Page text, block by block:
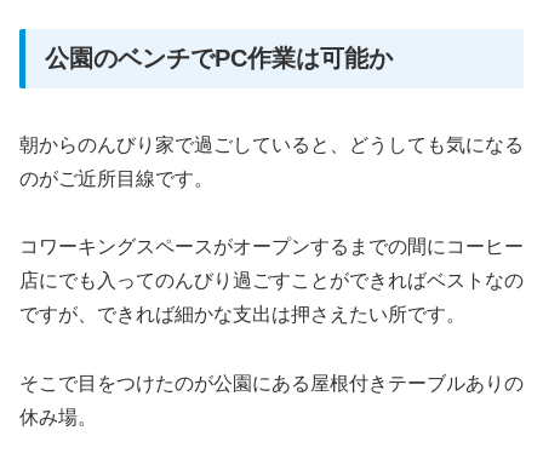
公園のベンチでPC作業は可能か
朝からのんびり家で過ごしていると、どうしても気になる
のがご近所目線です。
コワーキングスペースがオープンするまでの間にコーヒー
店にでも入ってのんびり過ごすことができればベストなの
ですが、できれば細かな支出は押さえたい所です。
そこで目をつけたのが公園にある屋根付きテーブルありの
休み場。